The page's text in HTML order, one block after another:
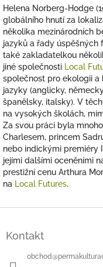
Helena Norberg-Hodge
globálního hnutí za
několika mezinárodních
jazyků a řady úspěšných
také zakladatelkou
jiné společnosti Local
společnost pro ekologii a
jazyky (anglicky,
španělsky, italsky). V
na vysokých školách,
Za svou práci byla
Charlesem, princem
nebo indickými premiéry
jejími dalšími oceněními
prestižní cenu Arthura
na Local Futures.
Kontakt
obchod@